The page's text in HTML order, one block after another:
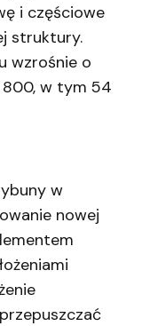
i częściowe
struktury.
wzrośnie o
800, w tym 54
w
nowej